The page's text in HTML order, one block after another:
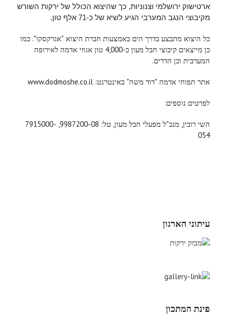
ארטישוק ירושלמי וצנוניות, כך שהיצוא הכולל של ירקות השורש
מקיבוצי הנגב המערבי הגיע לשיא של כ-71 אלף טון.
כל היצוא מתבצע בדרך הים באמצעות חברת היצוא "אגרקסקו". כמו
כן מייצאים קיבוצי חבל מעון כ-4,000 טון אגוזי אדמה לאירופה
המערבית וכן הדרים.
אתר תפוחי אדמה "דוד משה" באינטרנט: www.dodmoshe.co.il
לפרטים נוספים:
השי רובין, מנכ"ל מפעלי חבל מעון, טל: 9987200-08, 7915000-
054
עיתוני הארגון
פינת המתכון